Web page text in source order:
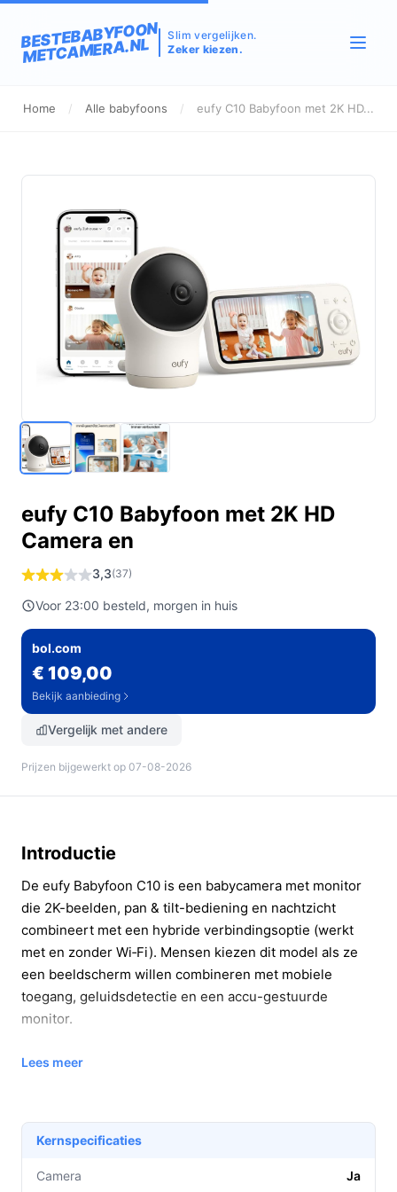
BESTEBABYFOON
METCAMERA.NL
Slim vergelijken.
Zeker kiezen.
Home / Alle babyfoons / eufy C10 Babyfoon met 2K HD...
eufy C10 Babyfoon met 2K HD
Camera en
3,3(37)
Voor 23:00 besteld, morgen in huis
bol.com
€ 109,00
Bekijk aanbieding
Vergelijk met andere
Prijzen bijgewerkt op 07-08-2026
Introductie
De eufy Babyfoon C10 is een babycamera met monitor
die 2K-beelden, pan & tilt-bediening en nachtzicht
combineert met een hybride verbindingsoptie (werkt
met en zonder Wi‑Fi). Mensen kiezen dit model als ze
een beeldscherm willen combineren met mobiele
toegang, geluidsdetectie en een accu-gestuurde
monitor.
In 20 seconden beslissen
tot 12 uur batterijduur.
nachtlampje of slaapliedjes nodig hebt, of je wilt
Lees meer
Kernspecificaties
Camera Ja